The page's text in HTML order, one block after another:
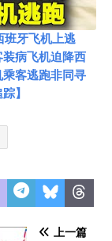
班牙飞机上逃
病飞机迫降西
客逃跑非同寻
】
上一篇